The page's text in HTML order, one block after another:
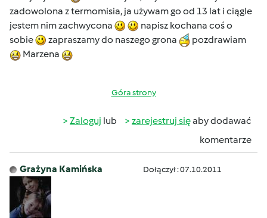
zadowolona z termomisia, ja używam go od 13 lat i ciągle
jestem nim zachwycona
napisz kochana coś o
sobie
zapraszamy do naszego grona
pozdrawiam
Marzena
Góra strony
Zaloguj lub zarejestruj sięaby dodawać
komentarze
Grażyna Kamińska Dołączył : 07.10.2011